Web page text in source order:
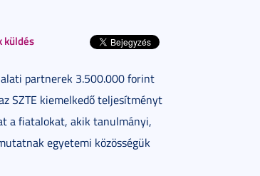
küldés
partnerek 3.500.000 forint
SZTE kiemelkedő teljesítményt
a fiatalokat, akik tanulmányi,
egyetemi közösségük